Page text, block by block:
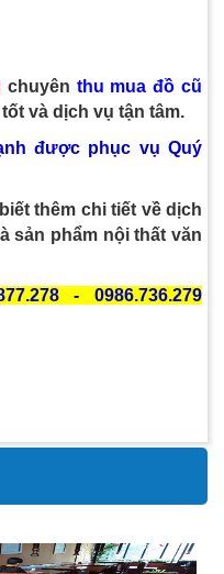
chuyên thu muađồ cũ
và dịch vụ tận tâm.
được phục vụ Quý
thêm chi tiết về dịch
sản phẩm nội thất văn
-0986.736.279